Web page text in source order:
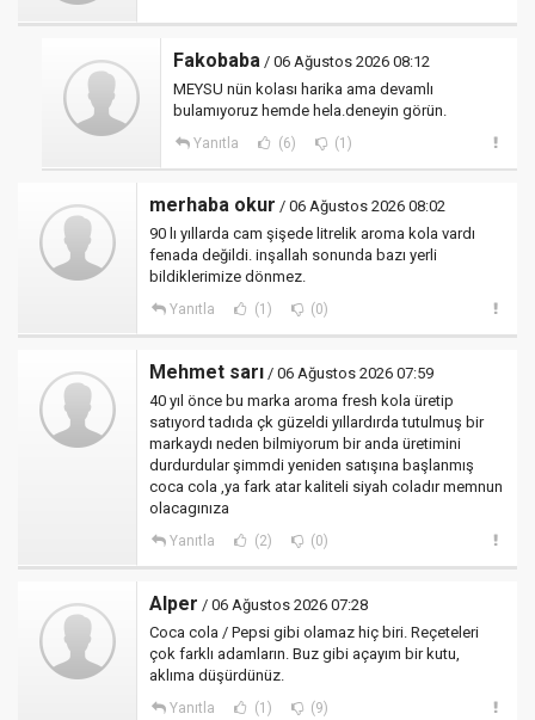
Fakobaba / 06 Ağustos 2026 08:12
MEYSU nün kolası harika ama devamlı
bulamıyoruz hemde hela.deneyin görün.
Yanıtla (6) (1)
merhaba okur / 06 Ağustos 2026 08:02
90 lı yıllarda cam şişede litrelik aroma kola vardı
fenada değildi. inşallah sonunda bazı yerli
bildiklerimize dönmez.
Yanıtla (1) (0)
Mehmet sarı / 06 Ağustos 2026 07:59
40 yıl önce bu marka aroma fresh kola üretip
satıyord tadıda çk güzeldi yıllardırda tutulmuş bir
markaydı neden bilmiyorum bir anda üretimini
durdurdular şimmdi yeniden satışına başlanmış
coca cola ,ya fark atar kaliteli siyah coladır memnun
olacagınıza
Yanıtla (2) (0)
Alper / 06 Ağustos 2026 07:28
Coca cola / Pepsi gibi olamaz hiç biri. Reçeteleri
çok farklı adamların. Buz gibi açayım bir kutu,
aklıma düşürdünüz.
Yanıtla (1) (9)